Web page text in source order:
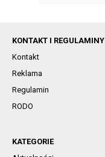
KONTAKT I REGULAMINY
Kontakt
Reklama
Regulamin
RODO
KATEGORIE